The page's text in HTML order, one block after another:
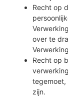
Recht op
over te
Recht op
tegemoet,
zijn.